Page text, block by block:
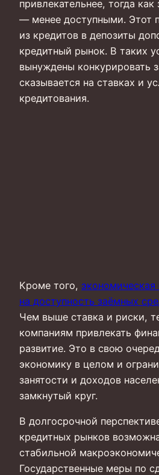
привлекательнее, тогда
— менее доступными. Этот
из кредитов в депозиты
кредитный рынок. В таких
вынуждены конкурировать
сказывается на ставках и
кредитования.
Кроме того, экономическая
на доступность заёмных
Чем выше ставка и риски,
компаниям привлекать
развитие. Это в свою
экономику в целом и
занятости и доходов
замкнутый круг.
В долгосрочной
кредитных рынков
стабильной
Государственные меры по